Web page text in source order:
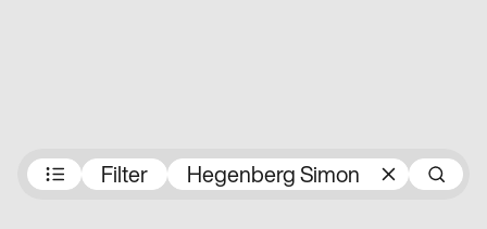
Preisträger:innen
Filter Hegenberg Simon